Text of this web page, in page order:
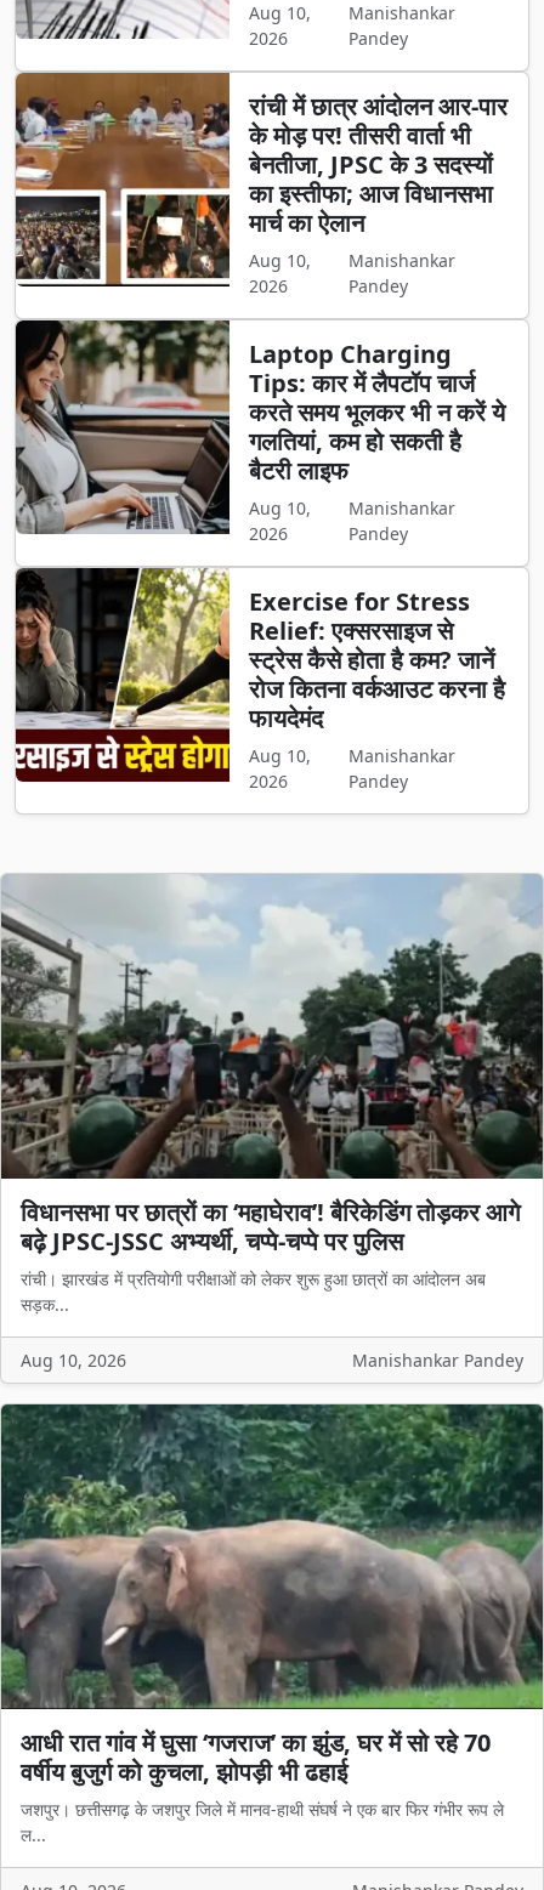
Aug 10,
2026
Manishankar
Pandey
​रांची में छात्र आंदोलन आर-पार
के मोड़ पर! तीसरी वार्ता भी
बेनतीजा, JPSC के 3 सदस्यों
का इस्तीफा; आज विधानसभा
मार्च का ऐलान
Aug 10,
2026
Manishankar
Pandey
Laptop Charging
Tips: कार में लैपटॉप चार्ज
करते समय भूलकर भी न करें ये
गलतियां, कम हो सकती है
बैटरी लाइफ
Aug 10,
2026
Manishankar
Pandey
Exercise for Stress
Relief: एक्सरसाइज से
स्ट्रेस कैसे होता है कम? जानें
रोज कितना वर्कआउट करना है
फायदेमंद
Aug 10,
2026
Manishankar
Pandey
विधानसभा पर छात्रों का ‘महाघेराव’! बैरिकेडिंग तोड़कर आगे
बढ़े JPSC-JSSC अभ्यर्थी, चप्पे-चप्पे पर पुलिस
रांची। झारखंड में प्रतियोगी परीक्षाओं को लेकर शुरू हुआ छात्रों का आंदोलन अब
सड़क...
Aug 10, 2026 Manishankar Pandey
आधी रात गांव में घुसा ‘गजराज’ का झुंड, घर में सो रहे 70
वर्षीय बुजुर्ग को कुचला, झोपड़ी भी ढहाई
जशपुर। छत्तीसगढ़ के जशपुर जिले में मानव-हाथी संघर्ष ने एक बार फिर गंभीर रूप ले
ल...